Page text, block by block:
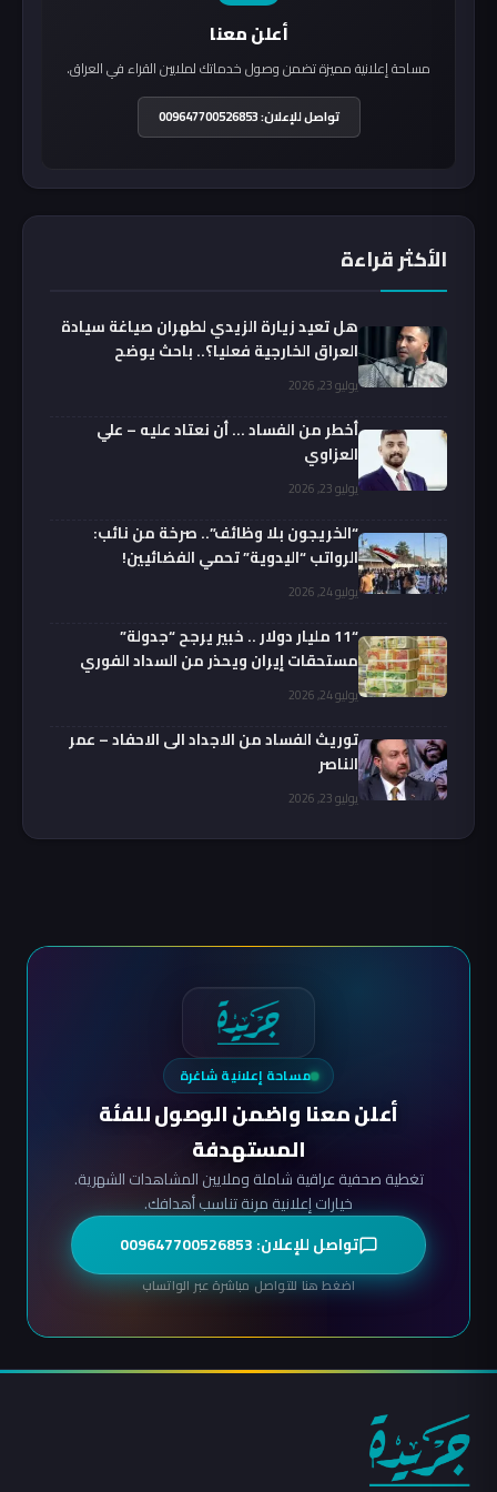
أعلن معنا
مساحة إعلانية مميزة تضمن وصول خدماتك لملايين القراء في العراق.
تواصل للإعلان: 009647700526853
الأكثر قراءة
هل تعيد زيارة الزيدي لطهران صياغة سيادة
العراق الخارجية فعليا؟.. باحث يوضح
يوليو 23, 2026
أخطر من الفساد … أن نعتاد عليه – علي
العزاوي
يوليو 23, 2026
“الخريجون بلا وظائف”.. صرخة من نائب:
الرواتب “اليدوية” تحمي الفضائيين!
يوليو 24, 2026
“11 مليار دولار .. خبير يرجح “جدولة”
مستحقات إيران ويحذر من السداد الفوري
يوليو 24, 2026
توريث الفساد من الاجداد الى الاحفاد – عمر
الناصر
يوليو 23, 2026
مساحة إعلانية شاغرة
أعلن معنا واضمن الوصول للفئة
المستهدفة
تغطية صحفية عراقية شاملة وملايين المشاهدات الشهرية.
خيارات إعلانية مرنة تناسب أهدافك.
تواصل للإعلان: 009647700526853
اضغط هنا للتواصل مباشرة عبر الواتساب